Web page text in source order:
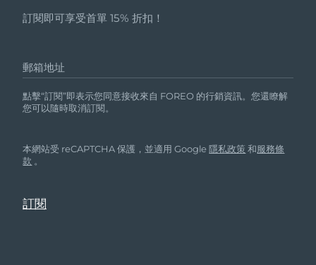
訂閱即可享受首單 15% 折扣！
郵箱地址
點擊“訂閱”即表示您同意接收來自 FOREO 的行銷資訊。您還瞭解
您可以隨時取消訂閱。
本網站受 reCAPTCHA 保護，並適用 Google隱私政策 和服務條
款 。